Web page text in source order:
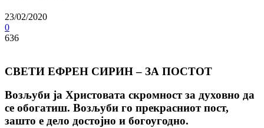
23/02/2020
0
636
СВЕТИ ЕФРЕН СИРИН – ЗА ПОСТОТ
Возљуби ја Христовата скромност за духовно да
се обогатиш. Возљуби го прекрасниот пост,
зашто е дело достојно и богоугодно.